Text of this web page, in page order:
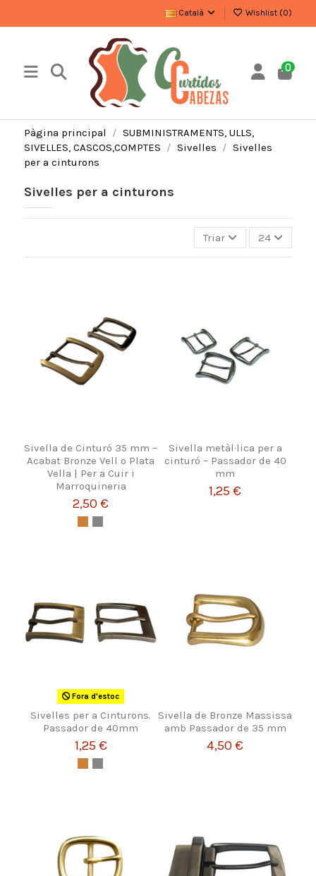
Català Wishlist (0)
0
Pàgina principal
SUBMINISTRAMENTS, ULLS,
SIVELLES, CASCOS,COMPTES
Sivelles
Sivelles
per a cinturons
Sivelles per a cinturons
Triar 24
Sivella de Cinturó 35 mm –
Acabat Bronze Vell o Plata
Vella | Per a Cuir i
Marroquineria
2,50 €
Sivella metàl·lica per a
cinturó – Passador de 40
mm
1,25 €
Fora d'estoc
Sivelles per a Cinturons.
Passador de 40mm
1,25 €
Sivella de Bronze Massissa
amb Passador de 35 mm
4,50 €